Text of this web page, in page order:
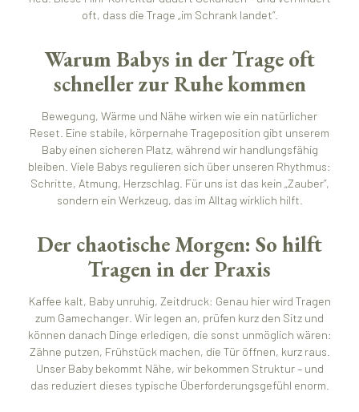
oft, dass die Trage „im Schrank landet“.
Warum Babys in der Trage oft
schneller zur Ruhe kommen
Bewegung, Wärme und Nähe wirken wie ein natürlicher
Reset. Eine stabile, körpernahe Trageposition gibt unserem
Baby einen sicheren Platz, während wir handlungsfähig
bleiben. Viele Babys regulieren sich über unseren Rhythmus:
Schritte, Atmung, Herzschlag. Für uns ist das kein „Zauber“,
sondern ein Werkzeug, das im Alltag wirklich hilft.
Der chaotische Morgen: So hilft
Tragen in der Praxis
Kaffee kalt, Baby unruhig, Zeitdruck: Genau hier wird Tragen
zum Gamechanger. Wir legen an, prüfen kurz den Sitz und
können danach Dinge erledigen, die sonst unmöglich wären:
Zähne putzen, Frühstück machen, die Tür öffnen, kurz raus.
Unser Baby bekommt Nähe, wir bekommen Struktur – und
das reduziert dieses typische Überforderungsgefühl enorm.